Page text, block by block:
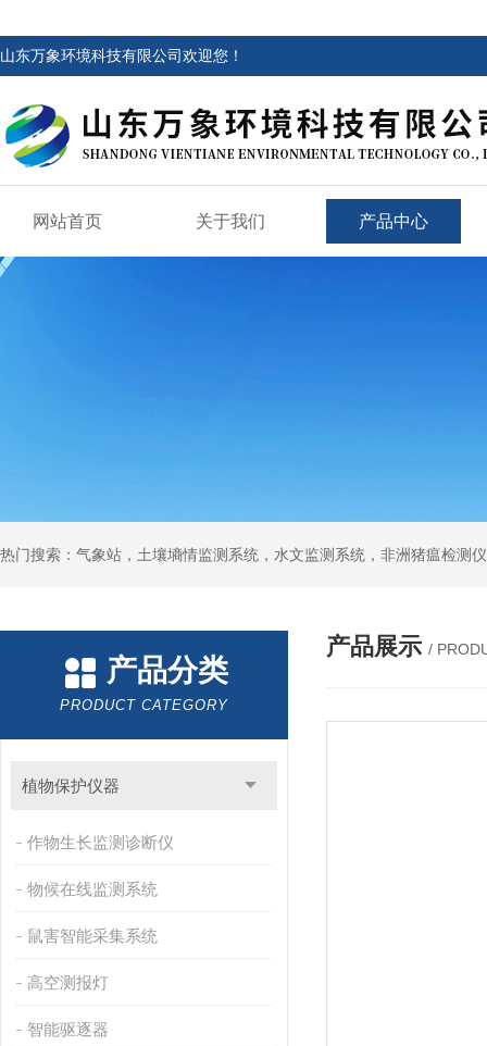
山东万象环境科技有限公司欢迎您！
网站首页 关于我们 产品中心
热门搜索：气象站，土壤墒情监测系统，水文监测系统，非洲猪瘟检测
产品分类
PRODUCT CATEGORY
植物保护仪器
作物生长监测诊断仪
物候在线监测系统
鼠害智能采集系统
高空测报灯
智能驱逐器
产品展示 /